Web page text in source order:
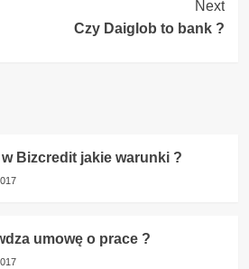
Next
Czy Daiglob to bank ?
Bizcredit jakie warunki ?
umowę o prace ?